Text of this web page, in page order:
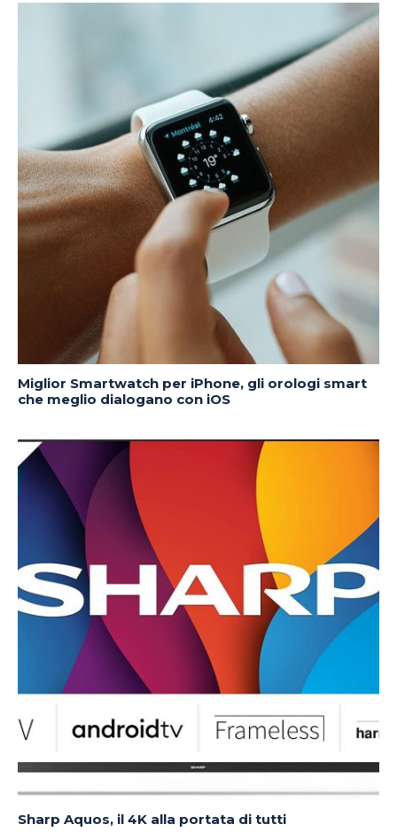
Miglior Smartwatch per iPhone, gli orologi smart
che meglio dialogano con iOS
Sharp Aquos, il 4K alla portata di tutti